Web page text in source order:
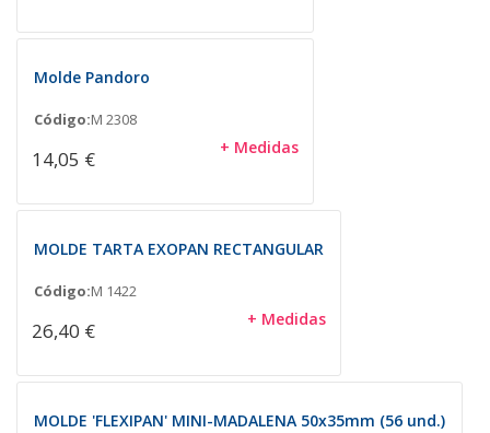
Molde Pandoro
Código:M 2308
14,05 € + Medidas
MOLDE TARTA EXOPAN RECTANGULAR
Código:M 1422
26,40 € + Medidas
MOLDE 'FLEXIPAN' MINI-MADALENA 50x35mm (56 und.)